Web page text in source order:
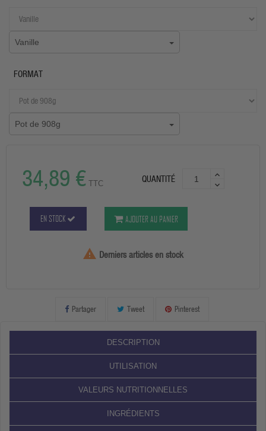
Vanille
FORMAT
Pot de 908g
34,89 € TTC QUANTITÉ
EN STOCK AJOUTER AU PANIER
 Derniers articles en stock
Partager Tweet Pinterest
DESCRIPTION
UTILISATION
VALEURS NUTRITIONNELLES
INGRÉDIENTS